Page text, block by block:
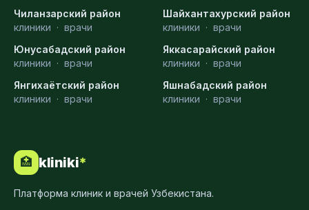
Чиланзарский район
клиники · врачи
Шайхантахурский район
клиники · врачи
Юнусабадский район
клиники · врачи
Яккасарайский район
клиники · врачи
Янгихаётский район
клиники · врачи
Яшнабадский район
клиники · врачи
🏥 kliniki*
Платформа клиник и врачей Узбекистана.